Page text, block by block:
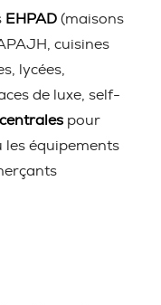
EHPAD (maisons
cuisines
lycées,
de luxe, self-
pour
les équipements